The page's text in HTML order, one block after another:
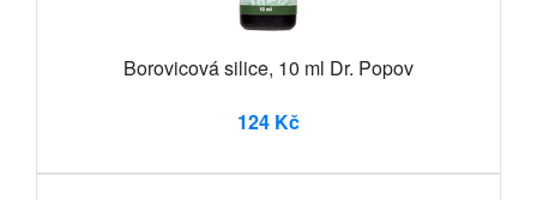
Borovicová silice, 10 ml Dr. Popov
124 Kč